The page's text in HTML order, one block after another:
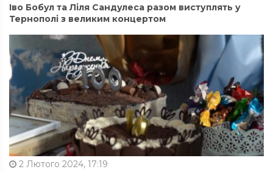
Іво Бобул та Ліля Сандулеса разом виступлять у
Тернополі з великим концертом
2 Лютого 2024, 17:19